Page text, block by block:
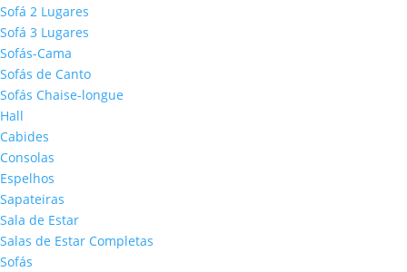
Sofá 2 Lugares
Sofá 3 Lugares
Sofás-Cama
Sofás de Canto
Sofás Chaise-longue
Hall
Cabides
Consolas
Espelhos
Sapateiras
Sala de Estar
Salas de Estar Completas
Sofás